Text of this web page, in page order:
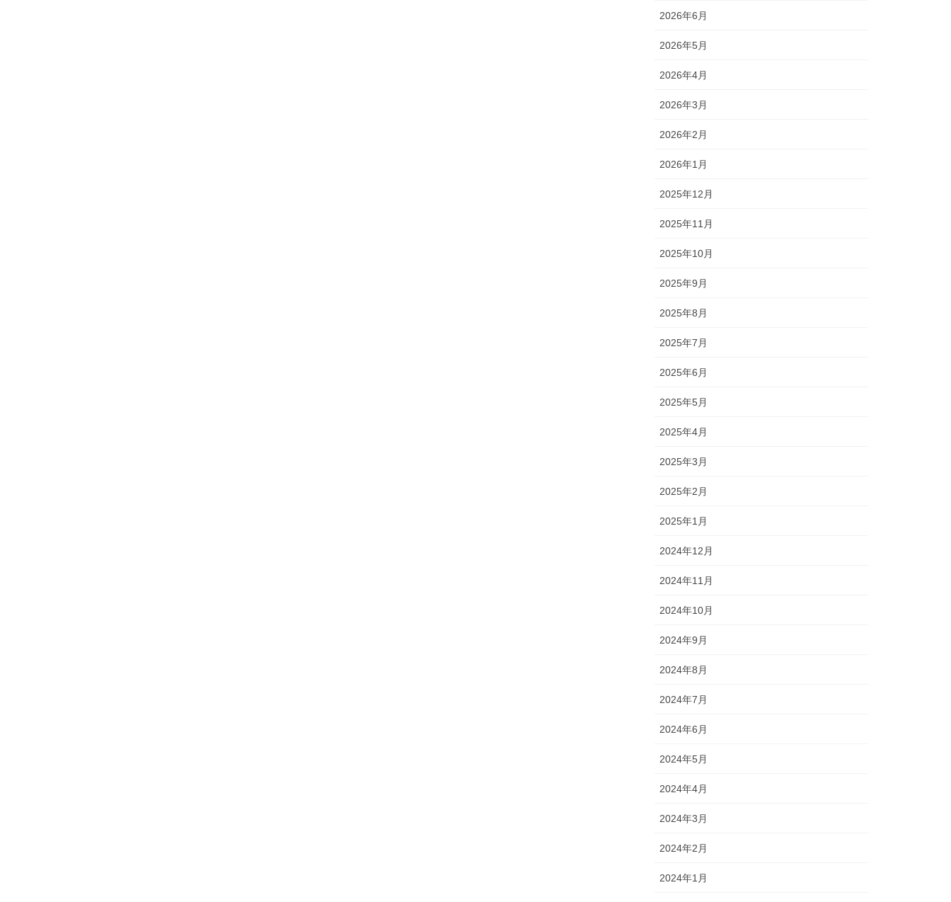
2026年6月
2026年5月
2026年4月
2026年3月
2026年2月
2026年1月
2025年12月
2025年11月
2025年10月
2025年9月
2025年8月
2025年7月
2025年6月
2025年5月
2025年4月
2025年3月
2025年2月
2025年1月
2024年12月
2024年11月
2024年10月
2024年9月
2024年8月
2024年7月
2024年6月
2024年5月
2024年4月
2024年3月
2024年2月
2024年1月